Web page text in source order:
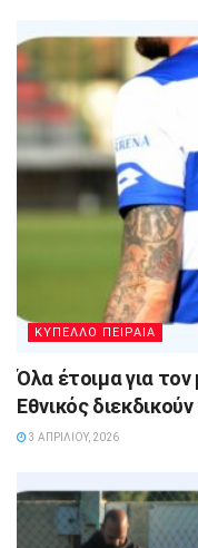
ΚΥΠΕΛΛΟ ΠΕΙΡΑΙΑ
Όλα έτοιμα για
Εθνικός
3 ΑΠΡΙΛΊΟΥ, 2026